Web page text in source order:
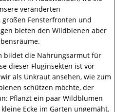
veränderten
Fensterfronten und
bieten den Wildbienen aber
bildet die Nahrungsarmut für
dieser Fluginsekten ist vor
als Unkraut ansehen, wie zum
schützen möchte, der
Pflanzt ein paar Wildblumen
Ecke im Garten ungemäht.